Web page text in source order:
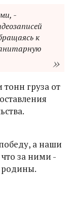
-
к
груза от
а наши
за ними -